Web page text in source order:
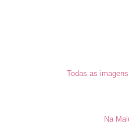
Todas as
Na